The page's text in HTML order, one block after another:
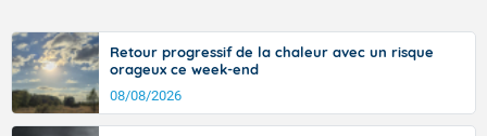
Retour progressif de la chaleur avec un risque
orageux ce week-end
08/08/2026